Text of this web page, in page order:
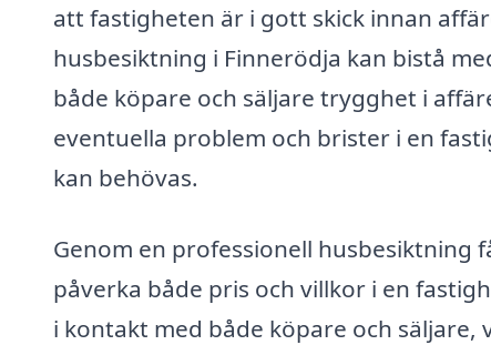
att fastigheten är i gott skick innan
husbesiktning i Finnerödja kan bistå
både köpare och säljare trygghet i
eventuella problem och brister i en
kan behövas.
Genom en professionell husbesiktning
påverka både pris och villkor i en
i kontakt med både köpare och